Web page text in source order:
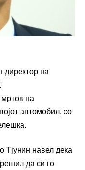
директор на
на
автомобил, со
Тјунин навел дека
да си го